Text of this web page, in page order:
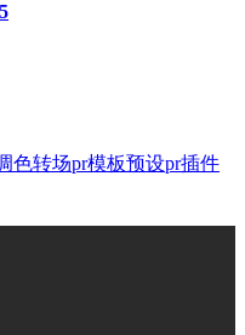
色转场pr模板预设pr插件